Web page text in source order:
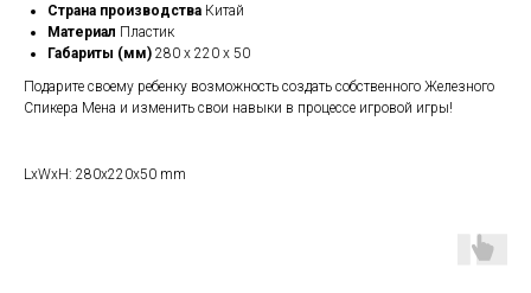
Страна производства Китай
Материал Пластик
Габариты (мм) 280 х 220 х 50
Подарите своему ребенку возможность создать собственного Железного
Спикера Мена и изменить свои навыки в процессе игровой игры!
LxWxH: 280x220x50 mm